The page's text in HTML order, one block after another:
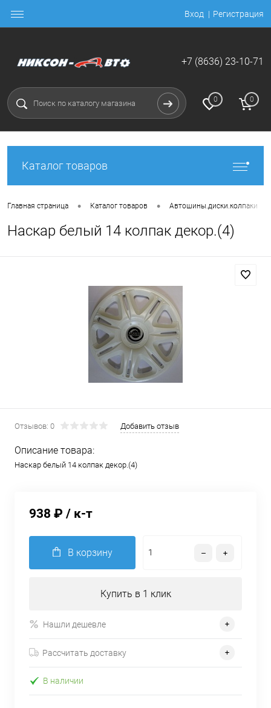
Вход Регистрация
+7 (8636) 23-10-71
0 0
Каталог товаров
Главная страница • Каталог товаров • Автошины.диски.колпаки
Наскар белый 14 колпак декор.(4)
Отзывов: 0 Добавить отзыв
Описание товара:
Наскар белый 14 колпак декор.(4)
938 ₽ / к-т
В корзину
Купить в 1 клик
Нашли дешевле
Рассчитать доставку
В наличии